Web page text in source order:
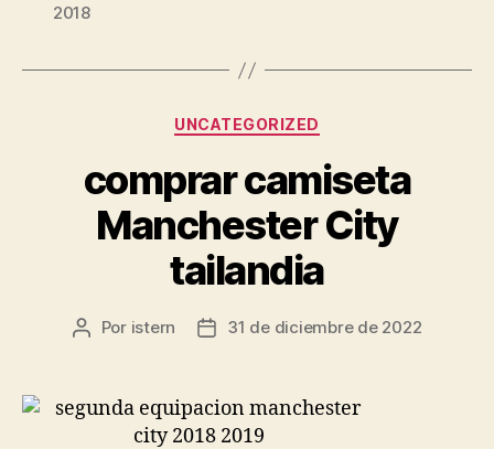
2018
Categorías
UNCATEGORIZED
comprar camiseta
Manchester City
tailandia
Autor
entrada
Por istern
Fecha
entrada
31 de diciembre de 2022